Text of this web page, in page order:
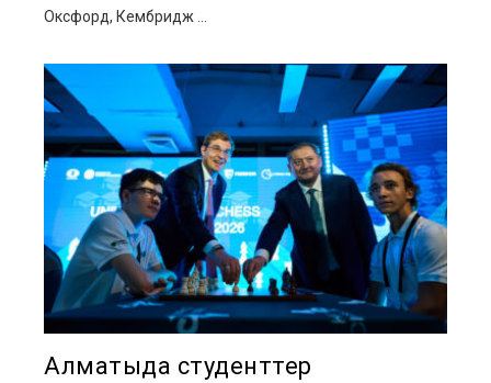
Оксфорд, Кембридж ...
Алматыда студенттер